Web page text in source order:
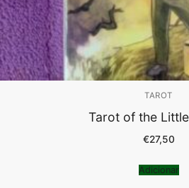
TAROT
Tarot of the
€27,50
Adicionar